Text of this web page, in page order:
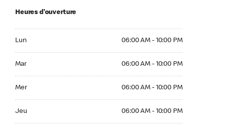
Heures d'ouverture
Lun 06:00 AM - 10:00 PM
Mar 06:00 AM - 10:00 PM
Mer 06:00 AM - 10:00 PM
Jeu 06:00 AM - 10:00 PM